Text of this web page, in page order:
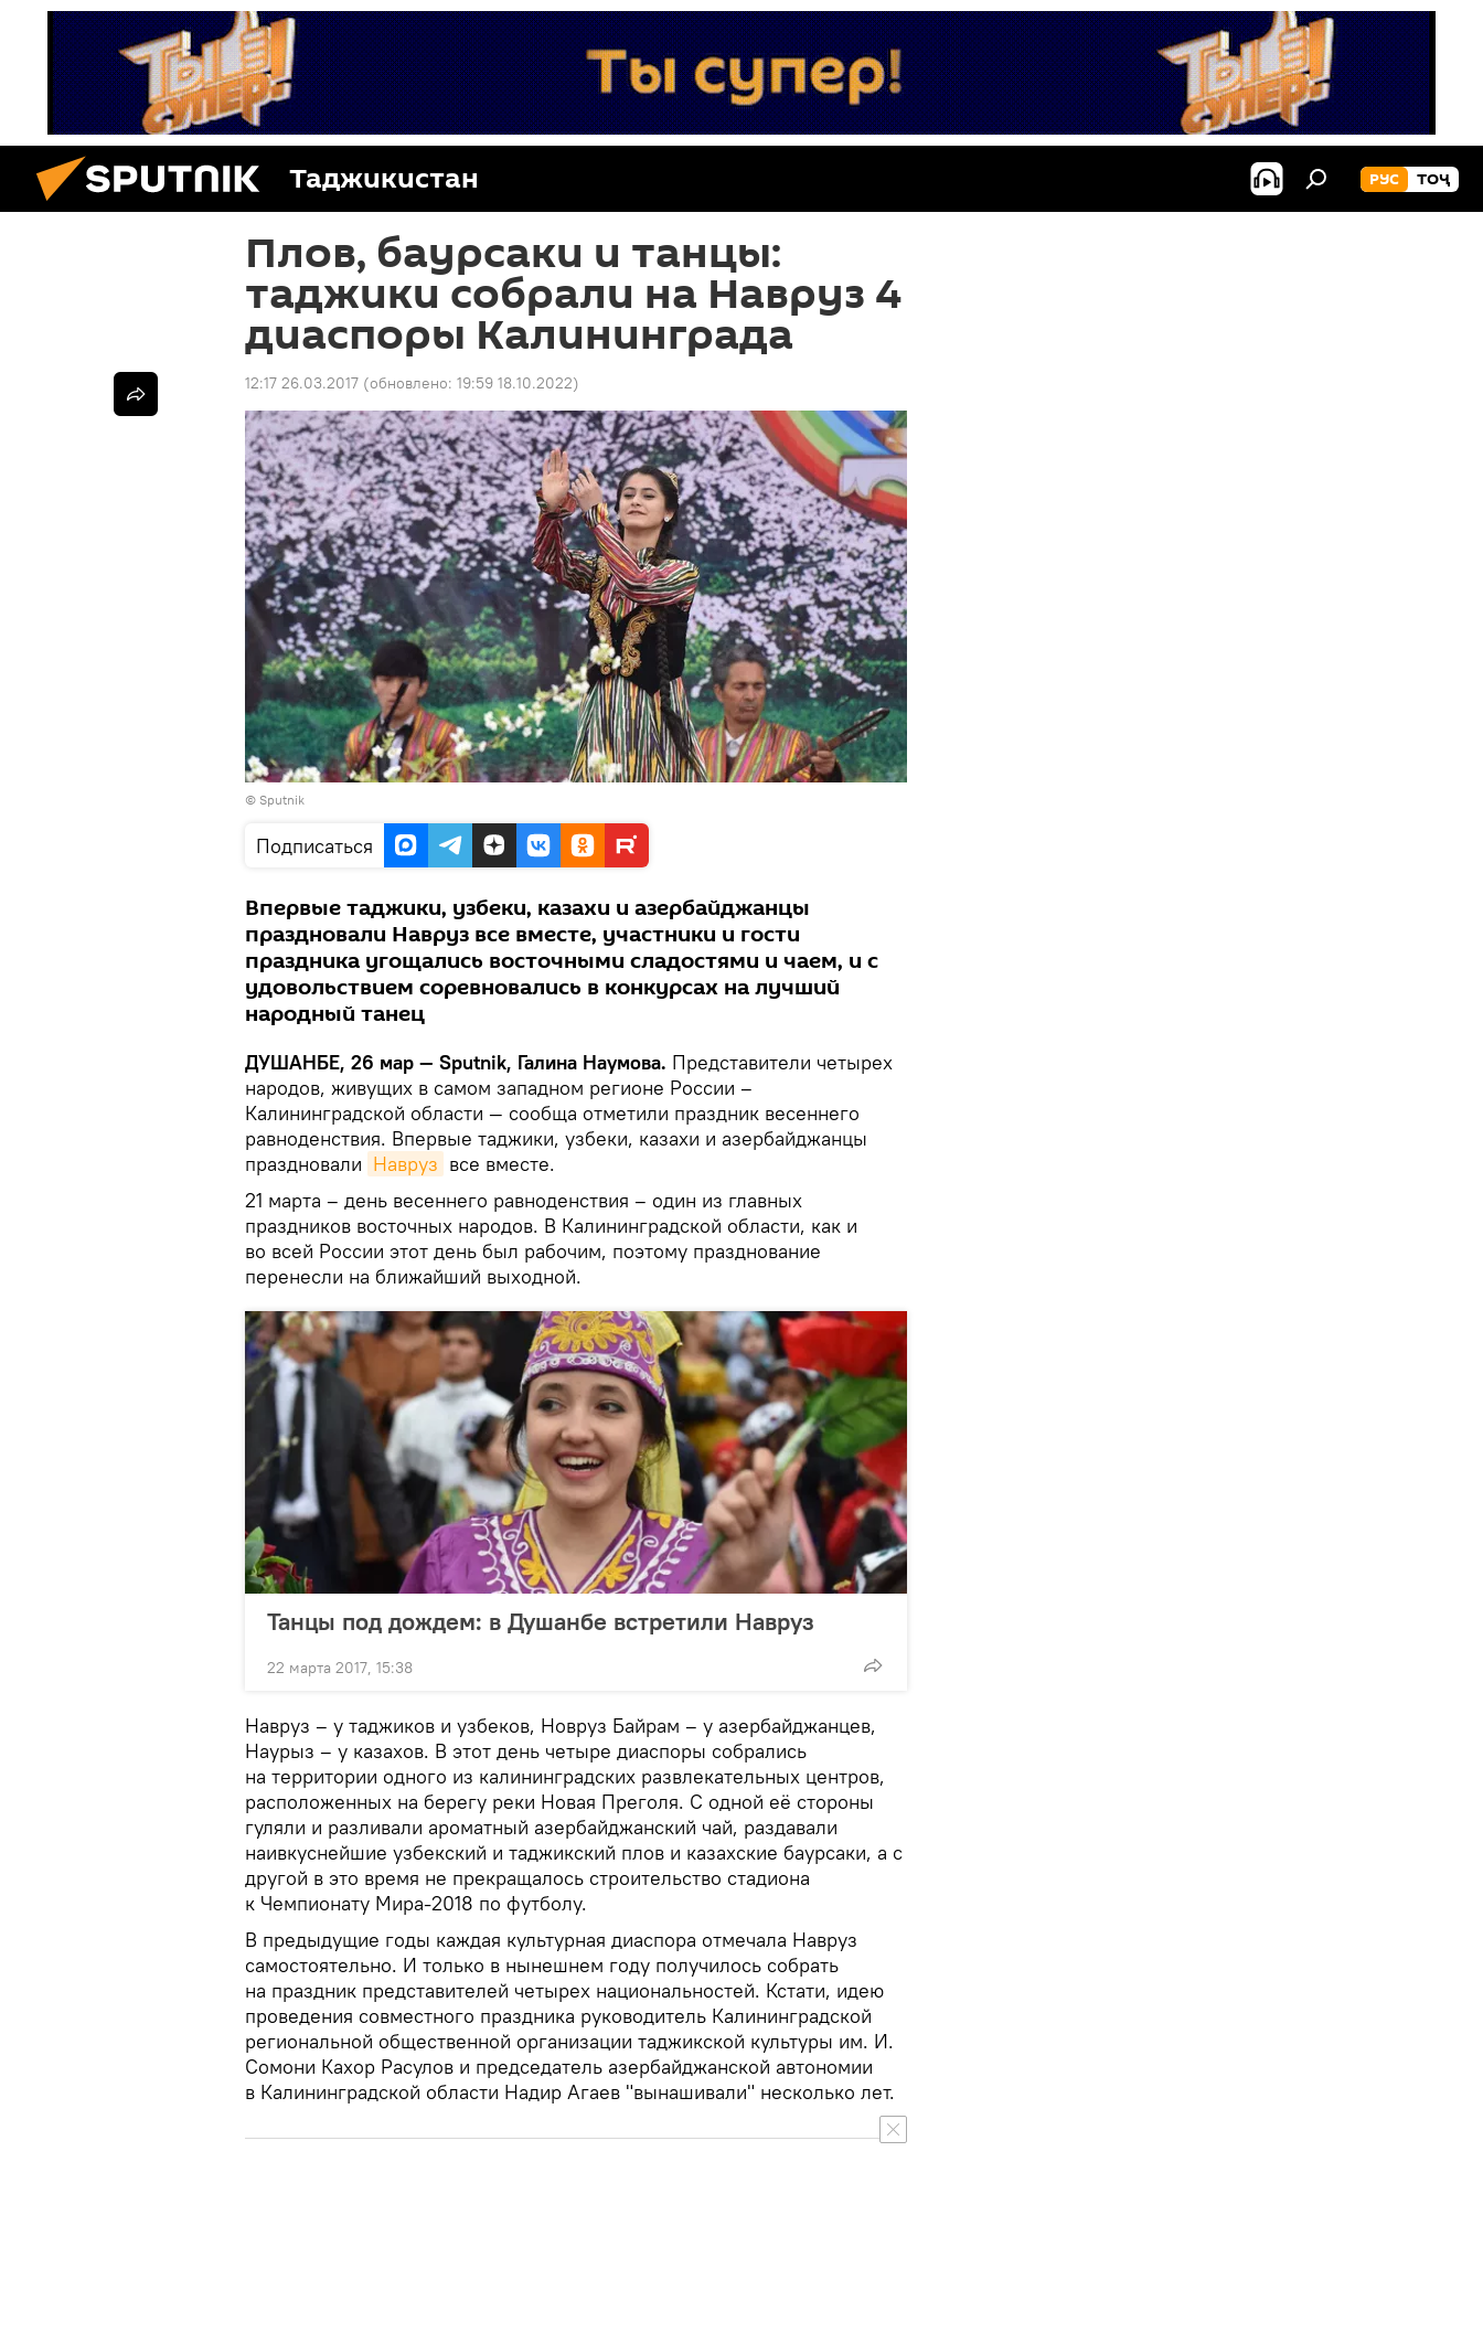
Таджикистан РУС ТОҶ
Плов, баурсаки и танцы:
таджики собрали на Навруз 4
диаспоры Калининграда
12:17 26.03.2017 (обновлено: 19:59 18.10.2022)
© Sputnik
Подписаться
Впервые таджики, узбеки, казахи и азербайджанцы
праздновали Навруз все вместе, участники и гости
праздника угощались восточными сладостями и чаем, и с
удовольствием соревновались в конкурсах на лучший
народный танец
ДУШАНБЕ, 26 мар — Sputnik, Галина Наумова. Представители четырех
народов, живущих в самом западном регионе России –
Калининградской области — сообща отметили праздник весеннего
равноденствия. Впервые таджики, узбеки, казахи и азербайджанцы
праздновали Навруз все вместе.
21 марта – день весеннего равноденствия – один из главных
праздников восточных народов. В Калининградской области, как и
во всей России этот день был рабочим, поэтому празднование
перенесли на ближайший выходной.
Танцы под дождем: в Душанбе встретили Навруз
22 марта 2017, 15:38
Навруз – у таджиков и узбеков, Новруз Байрам – у азербайджанцев,
Наурыз – у казахов. В этот день четыре диаспоры собрались
на территории одного из калининградских развлекательных центров,
расположенных на берегу реки Новая Преголя. С одной её стороны
гуляли и разливали ароматный азербайджанский чай, раздавали
наивкуснейшие узбекский и таджикский плов и казахские баурсаки, а с
другой в это время не прекращалось строительство стадиона
к Чемпионату Мира-2018 по футболу.
В предыдущие годы каждая культурная диаспора отмечала Навруз
самостоятельно. И только в нынешнем году получилось собрать
на праздник представителей четырех национальностей. Кстати, идею
проведения совместного праздника руководитель Калининградской
региональной общественной организации таджикской культуры им. И.
Сомони Кахор Расулов и председатель азербайджанской автономии
в Калининградской области Надир Агаев "вынашивали" несколько лет.